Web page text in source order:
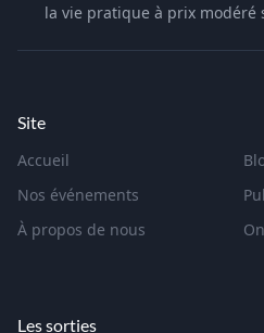
la vie pratique à prix modéré
Site
Accueil
Nos événements
À propos de nous
Les sorties